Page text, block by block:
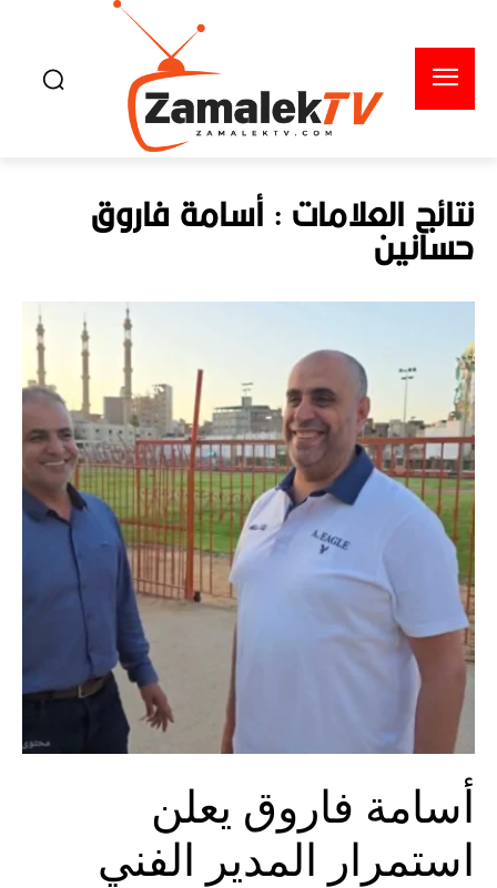
نتائج العلامات : أسامة فاروق
حسانين
أسامة فاروق يعلن
استمرار المدير الفني